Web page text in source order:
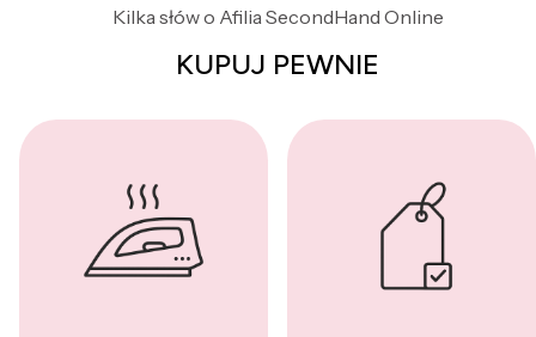
Kilka słów o Afilia SecondHand Online
KUPUJ PEWNIE